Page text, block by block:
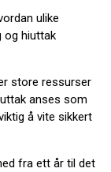
ulike
og hiuttak
store ressurser
anses som
å vite sikkert
fra ett år til det